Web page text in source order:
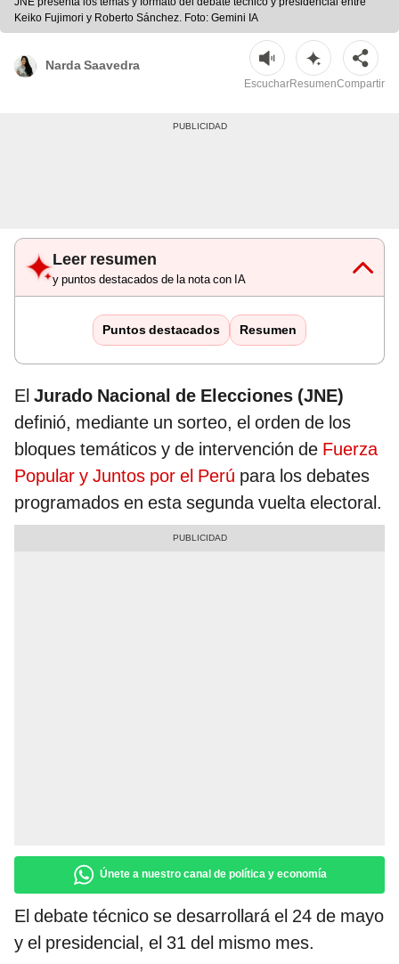
Keiko Fujimori y Roberto Sánchez. Foto: Gemini IA
Narda Saavedra
EscucharResumenCompartir
Leer resumen
y puntos destacados de la nota con IA
Puntos destacados Resumen
El Jurado Nacional de Elecciones (JNE)
definió, mediante un sorteo, el orden de los
bloques temáticos y de intervención de Fuerza
Popular y Juntos por el Perú para los debates
programados en esta segunda vuelta electoral.
Únete a nuestro canal de política y economía
El debate técnico se desarrollará el 24 de mayo
y el presidencial, el 31 del mismo mes.